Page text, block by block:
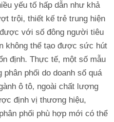
yếu tố hấp dẫn như khả
trội, thiết kế trẻ trung hiện
với số đông người tiêu
không thể tạo được sức hút
định. Thực tế, một số mẫu
phối do doanh số quá
ô tô, ngoài chất lượng
định vị thương hiệu,
phối phù hợp mới có thể